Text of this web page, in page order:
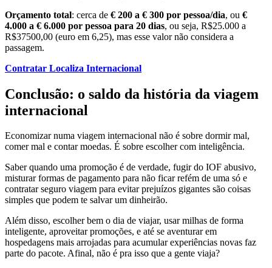
Orçamento total: cerca de € 200 a € 300 por pessoa/dia, ou €
4.000 a € 6.000 por pessoa para 20 dias, ou seja, R$25.000 a
R$37500,00 (euro em 6,25), mas esse valor não considera a
passagem.
Contratar Localiza Internacional
Conclusão: o saldo da história da viagem
internacional
Economizar numa viagem internacional não é sobre dormir mal,
comer mal e contar moedas. É sobre escolher com inteligência.
Saber quando uma promoção é de verdade, fugir do IOF abusivo,
misturar formas de pagamento para não ficar refém de uma só e
contratar seguro viagem para evitar prejuízos gigantes são coisas
simples que podem te salvar um dinheirão.
Além disso, escolher bem o dia de viajar, usar milhas de forma
inteligente, aproveitar promoções, e até se aventurar em
hospedagens mais arrojadas para acumular experiências novas faz
parte do pacote. Afinal, não é pra isso que a gente viaja?